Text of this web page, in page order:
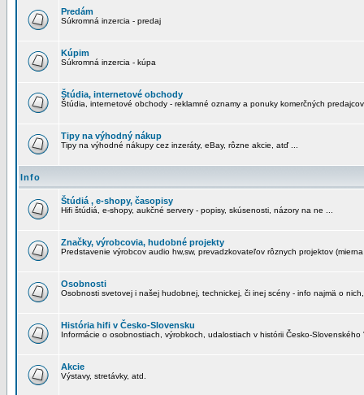
Predám
Súkromná inzercia - predaj
Kúpim
Súkromná inzercia - kúpa
Štúdia, internetové obchody
Štúdia, internetové obchody - reklamné oznamy a ponuky komerčných predajcov
Tipy na výhodný nákup
Tipy na výhodné nákupy cez inzeráty, eBay, rôzne akcie, atď ...
Info
Štúdiá , e-shopy, časopisy
Hifi štúdiá, e-shopy, aukčné servery - popisy, skúsenosti, názory na ne ...
Značky, výrobcovia, hudobné projekty
Predstavenie výrobcov audio hw,sw, prevadzkovateľov rôznych projektov
Osobnosti
Osobnosti svetovej i našej hudobnej, technickej, či inej scény - info najmä o
História hifi v Česko-Slovensku
Informácie o osobnostiach, výrobkoch, udalostiach v histórii Česko-Slovenského
Akcie
Výstavy, stretávky, atd.